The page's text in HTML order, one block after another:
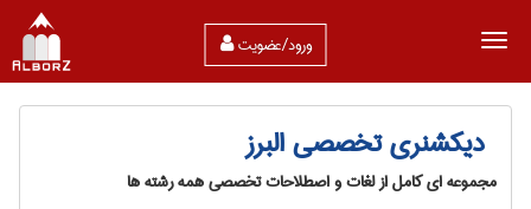
ورود/عضویت
دیکشنری تخصصی البرز
مجموعه ای کامل از لغات و اصطلاحات تخصصی همه رشته ها